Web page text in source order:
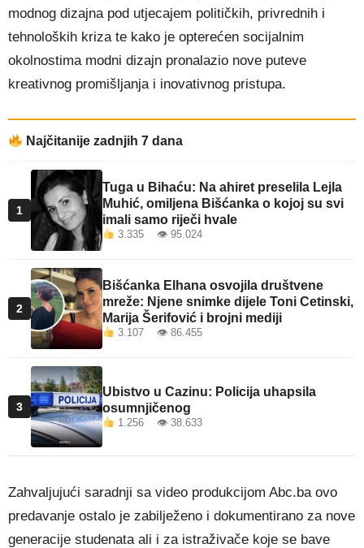
modnog dizajna pod utjecajem političkih, privrednih i
tehnoloških kriza te kako je opterećen socijalnim
okolnostima modni dizajn pronalazio nove puteve
kreativnog promišljanja i inovativnog pristupa.
Najčitanije zadnjih 7 dana
1
Tuga u Bihaću: Na ahiret preselila Lejla
Muhić, omiljena Bišćanka o kojoj su svi
imali samo riječi hvale
3.335 👁 95.024
2
Bišćanka Elhana osvojila društvene
mreže: Njene snimke dijele Toni Cetinski,
Marija Šerifović i brojni mediji
3.107 👁 86.455
3
Ubistvo u Cazinu: Policija uhapsila
osumnjičenog
1.256 👁 38.633
Zahvaljujući saradnji sa video produkcijom Abc.ba ovo
predavanje ostalo je zabilježeno i dokumentirano za nove
generacije studenata ali i za istraživače koje se bave